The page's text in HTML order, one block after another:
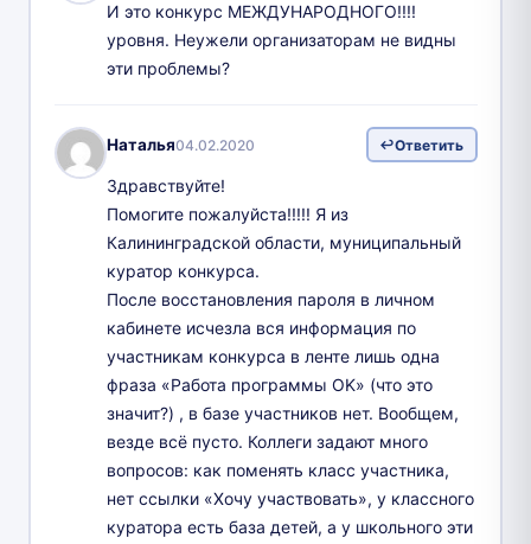
И это конкурс МЕЖДУНАРОДНОГО!!!!
уровня. Неужели организаторам не видны
эти проблемы?
Наталья04.02.2020 Ответить
Здравствуйте!
Помогите пожалуйста!!!!! Я из
Калининградской области, муниципальный
куратор конкурса.
После восстановления пароля в личном
кабинете исчезла вся информация по
участникам конкурса в ленте лишь одна
фраза «Работа программы OK» (что это
значит?) , в базе участников нет. Вообщем,
везде всё пусто. Коллеги задают много
вопросов: как поменять класс участника,
нет ссылки «Хочу участвовать», у классного
куратора есть база детей, а у школьного эти